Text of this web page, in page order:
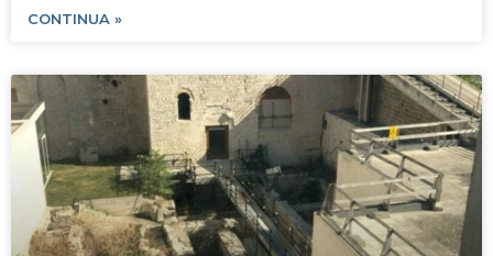
CONTINUA »